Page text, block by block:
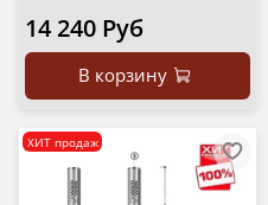
14 240 Руб
В корзину
ХИТ продаж